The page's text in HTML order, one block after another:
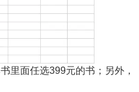
里面任选399元的书；另外，